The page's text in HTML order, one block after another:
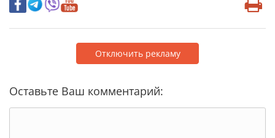
Отключить рекламу
Оставьте Ваш комментарий: